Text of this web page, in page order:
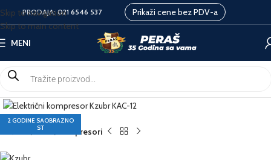
Skip to navigation
Skip to main content
PRODAJA:021 6546 537 Prikaži cene bez PDV-a
MENI
2 GODINE SAOBRAZNO
ST
ALATI Kompresori